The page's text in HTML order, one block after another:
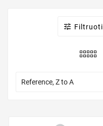
 Filtruoti
Reference, Z to A